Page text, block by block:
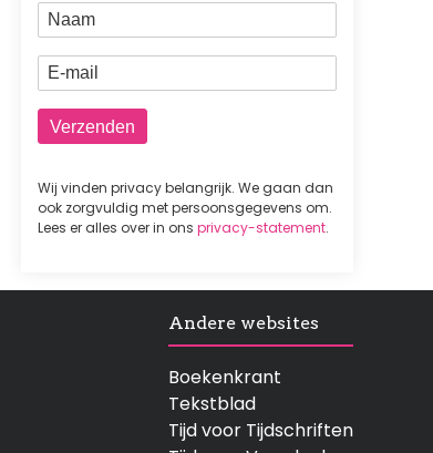
Naam
E-mail
Wij vinden privacy belangrijk. We gaan dan
ook zorgvuldig met persoonsgegevens om.
Lees er alles over in ons privacy-statement.
Andere websites
Boekenkrant
Tekstblad
Tijd voor Tijdschriften